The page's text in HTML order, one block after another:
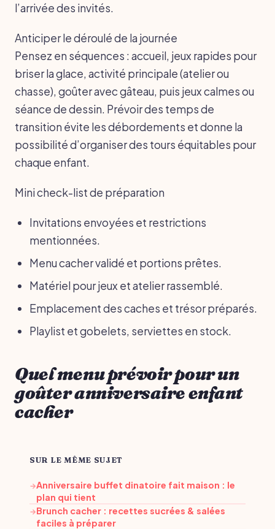
l’arrivée des invités.
Anticiper le déroulé de la journée
Pensez en séquences : accueil, jeux rapides pour
briser la glace, activité principale (atelier ou
chasse), goûter avec gâteau, puis jeux calmes ou
séance de dessin. Prévoir des temps de
transition évite les débordements et donne la
possibilité d’organiser des tours équitables pour
chaque enfant.
Mini check-list de préparation
Invitations envoyées et restrictions
mentionnées.
Menu cacher validé et portions prêtes.
Matériel pour jeux et atelier rassemblé.
Emplacement des caches et trésor préparés.
Playlist et gobelets, serviettes en stock.
Quel menu prévoir pour un
goûter anniversaire enfant
cacher
SUR LE MÊME SUJET
→Anniversaire buffet dinatoire fait maison : le
plan qui tient
→Brunch cacher : recettes sucrées & salées
faciles à préparer